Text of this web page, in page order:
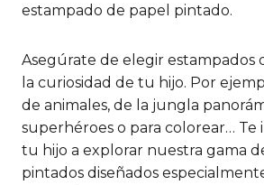
estampado de papel pintado.
Asegúrate de elegir estampados
la curiosidad de tu hijo. Por
de animales, de la jungla
superhéroes o para colorear… Te
tu hijo a explorar nuestra gama
pintados diseñados